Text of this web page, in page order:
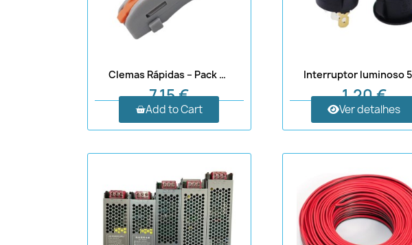
Clemas Rápidas – Pack com 10 Unidades
7,15 €
Add to Cart
1,20 €
Ver detalhes